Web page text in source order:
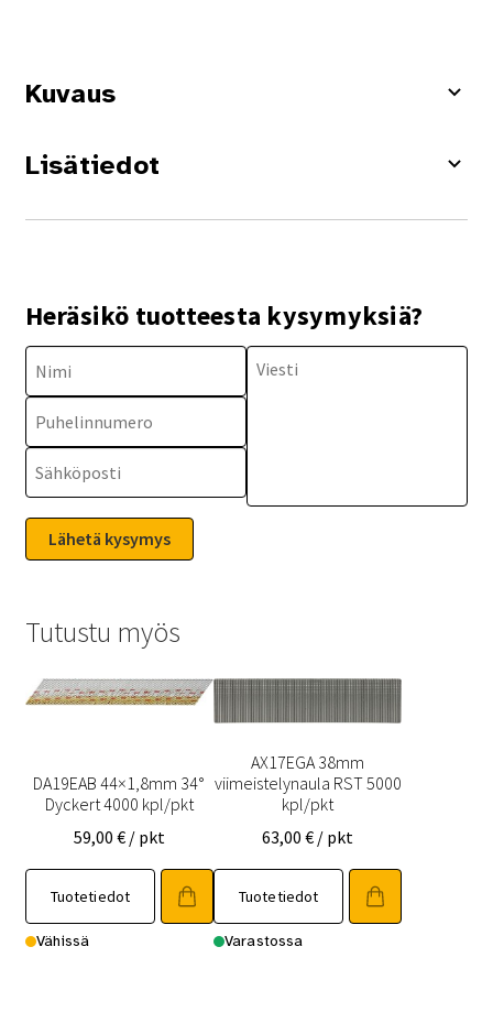
Kuvaus
Lisätiedot
Heräsikö tuotteesta kysymyksiä?
Tutustu myös
DA19EAB 44×1,8mm 34°
Dyckert 4000 kpl/pkt
59,00 € / pkt
Tuotetiedot
Vähissä
AX17EGA 38mm
viimeistelynaula RST 5000
kpl/pkt
63,00€ / pkt
Tuotetiedot
Varastossa